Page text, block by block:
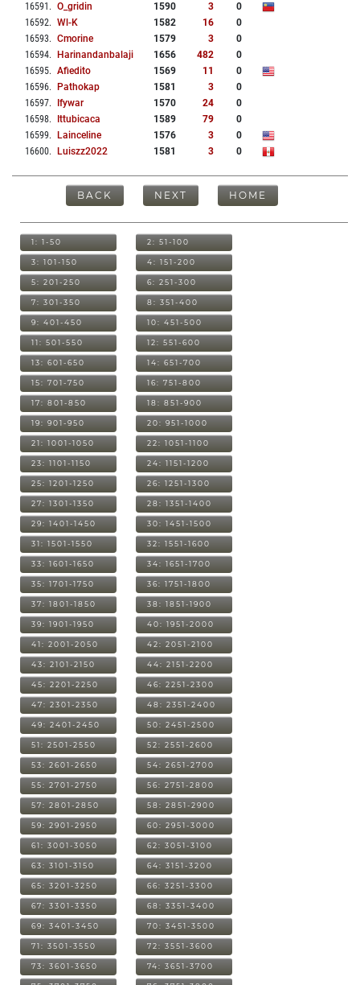
16591 . O_gridin 1590 3
0
16592. Wl-K 1582 16
0
16593. Cmorine 1579 3
0
16594. Harinandanbalaji 1656 482
0
16595. Afiedito 1569 11
0
16596. Pathokap 1581 3
0
16597. Ifywar 1570 24
0
16598. Ittubicaca 1589 79
0
16599. Lainceline 1576 3
0
16600. Luiszz2022 1581 3 0
BACK NEXT HOME
1: 1-50 2: 51-100
3: 101-150 4: 151-200
5: 201-250 6: 251-300
7: 301-350 8: 351-400
9: 401-450 10: 451-500
11: 501-550 12: 551-600
13: 601-650 14: 651-700
15: 701-750 16: 751-800
17: 801-850 18: 851-900
19: 901-950 20: 951-1000
21: 1001-1050 22: 1051-1100
23: 1101-1150 24: 1151-1200
25: 1201-1250 26: 1251-1300
27: 1301-1350 28: 1351-1400
29: 1401-1450 30: 1451-1500
31: 1501-1550 32: 1551-1600
33: 1601-1650 34: 1651-1700
35: 1701-1750 36: 1751-1800
37: 1801-1850 38: 1851-1900
39: 1901-1950 40: 1951-2000
41: 2001-2050 42: 2051-2100
43: 2101-2150 44: 2151-2200
45: 2201-2250 46: 2251-2300
47: 2301-2350 48: 2351-2400
49: 2401-2450 50: 2451-2500
51: 2501-2550 52: 2551-2600
53: 2601-2650 54: 2651-2700
55: 2701-2750 56: 2751-2800
57: 2801-2850 58: 2851-2900
59: 2901-2950 60: 2951-3000
61: 3001-3050 62: 3051-3100
63: 3101-3150 64: 3151-3200
65: 3201-3250 66: 3251-3300
67: 3301-3350 68: 3351-3400
69: 3401-3450 70: 3451-3500
71: 3501-3550 72: 3551-3600
73: 3601-3650 74: 3651-3700